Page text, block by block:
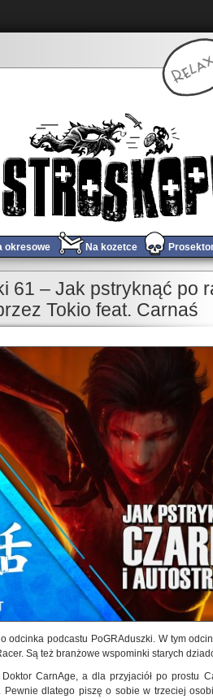
okresowe Na kozetce
RETROgranie
61 – Jak pstryknąć po
Tokio feat. Carnaś
odcinka podcastu PoGRAduszki. W tym
Są też branżowe wspominki starych
CarnAge, a dla przyjaciół po prostu
. Pewnie dlatego piszę o sobie w trzeciej